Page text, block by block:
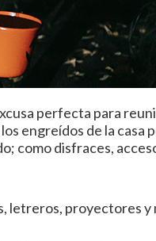
perfecta para
engreídos de la casa
como disfraces,
letreros, proyectores y